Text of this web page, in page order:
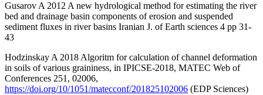
Gusarov A 2012 A new hydrological method for estimating the river
bed and drainage basin components of erosion and suspended
sediment fluxes in river basins Iranian J. of Earth sciences 4 pp 31-
43
Hodzinskay A 2018 Algoritm for calculation of channel deformation
in soils of various graininess, in IPICSE-2018, MATEC Web of
Conferences 251, 02006,
https://doi.org/10/1051/matecconf/201825102006 (EDP Sciences)